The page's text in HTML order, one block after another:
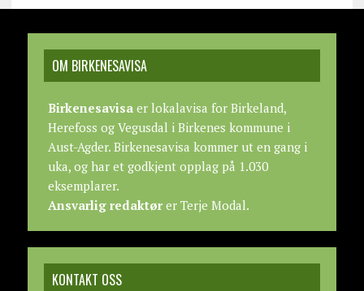
OM BIRKENESAVISA
Birkenesavisaer lokalavisa for Birkeland,
Herefoss og Vegusdal i Birkenes kommune i
Aust-Agder. Birkenesavisa kommer ut en gang i
uka, og har et godkjent opplag på 1.030
eksemplarer.
Ansvarlig redaktører Terje Modal.
KONTAKT OSS